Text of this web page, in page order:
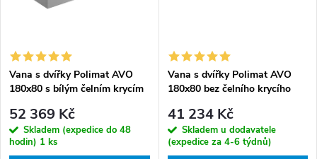
u
k
t
ů
d
u
k
t
ů
Vana s dvířky Polimat AVO
180x80 s bílým čelním krycím
výpustí Click-Clack
52 369 Kč
Skladem (expedice do 48
hodin) 1 ks
Vana s dvířky Polimat AVO
180x80 bez čelního krycího
výpustí Click-Clack
41 234 Kč
Skladem u dodavatele
(expedice za 4-6 týdnů)